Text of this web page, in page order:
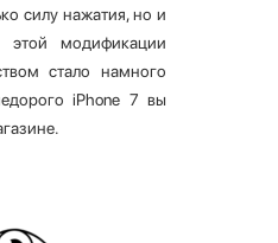
силу нажатия, но и
этой модификации
стало намного
iPhone 7 вы